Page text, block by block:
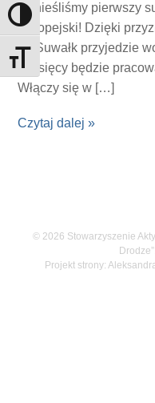
Toggle High Contrast
Toggle Font size
Odnieśliśmy pierwszy
Europejski! Dzięki
do Suwałk przyjedzie
miesięcy będzie
Włączy się w […]
Czytaj dalej »
© 2026 Stowarzyszenie
Projekt strony: